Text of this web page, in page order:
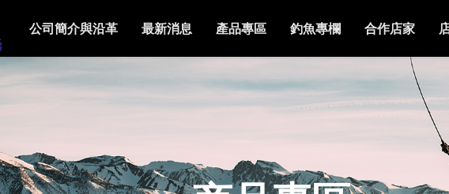
公司簡介與沿革 最新消息 產品專區 釣魚專欄 合作店家